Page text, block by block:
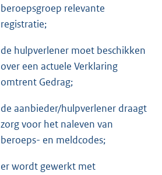
beroepsgroep relevante
registratie;
de hulpverlener moet beschikken
over een actuele Verklaring
omtrent Gedrag;
de aanbieder/hulpverlener draagt
zorg voor het naleven van
beroeps- en meldcodes;
er wordt gewerkt met